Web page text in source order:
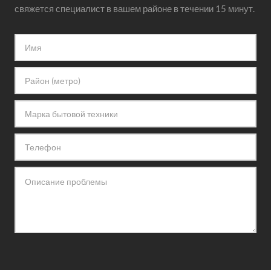
свяжется специалист в вашем районе в течении 15 минут.